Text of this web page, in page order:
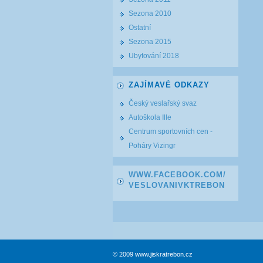
Sezona 2010
Ostatní
Sezona 2015
Ubytování 2018
ZAJÍMAVÉ ODKAZY
Český veslařský svaz
Autoškola Ille
Centrum sportovních cen -
Poháry Vizingr
WWW.FACEBOOK.COM/
VESLOVANIVKTREBON
© 2009 www.jiskratrebon.cz